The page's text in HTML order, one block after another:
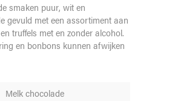
smaken puur, wit en
gevuld met een assortiment aan
truffels met en zonder alcohol.
en bonbons kunnen afwijken
Melk chocolade